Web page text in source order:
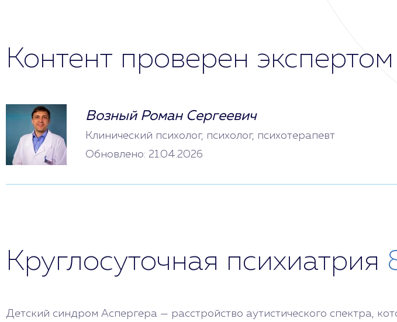
Контент проверен экспертом
Возный Роман Сергеевич
Клинический психолог, психолог, психотерапевт
Обновлено: 21.04.2026
Круглосуточная психиатрия
Детский синдром Аспергера — расстройство аутистического спектра,